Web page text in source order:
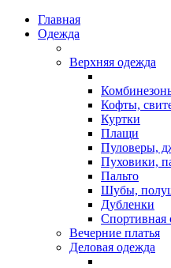
Главная
Одежда
Верхняя одежда
Кофты,
Куртки
Плащи
Пуловеры,
Пуховики,
Пальто
Шубы,
Дубленки
Спортивная
Вечерние платья
Деловая одежда